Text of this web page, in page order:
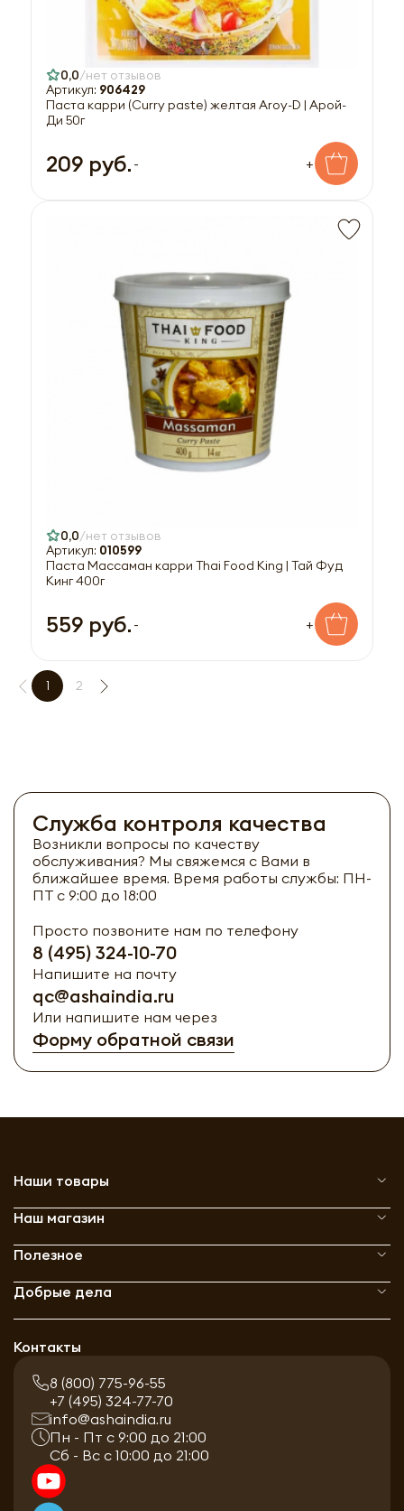
0,0 нет отзывов
Артикул: 906429
Паста карри (Curry paste) желтая Aroy-D | Арой-
Ди 50г
209 руб. - +
0,0 нет отзывов
Артикул: 010599
Паста Массаман карри Thai Food King | Тай Фуд
Кинг 400г
559 руб. - +
1 2
Служба контроля качества
Возникли вопросы по качеству
обслуживания? Мы свяжемся с Вами в
ближайшее время. Время работы службы: ПН-
ПТ с 9:00 до 18:00
Просто позвоните нам по телефону
8 (495) 324-10-70
Напишите на почту
qc@ashaindia.ru
Или напишите нам через
Форму обратной связи
Наши товары
Наш магазин
Полезное
Добрые дела
Контакты
8 (800) 775-96-55
+7 (495) 324-77-70
info@ashaindia.ru
Пн - Пт с 9:00 до 21:00
Сб - Вс с 10:00 до 21:00